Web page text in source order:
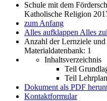
Schule mit dem
Katholische Religion
zum Anfang
Alles aufklappen Alles
Anzahl der Lernziele
Materialdatenbank: 1
Inhaltsverzeichnis
Teil
Teil
Dokument als PDF
Kontaktformular